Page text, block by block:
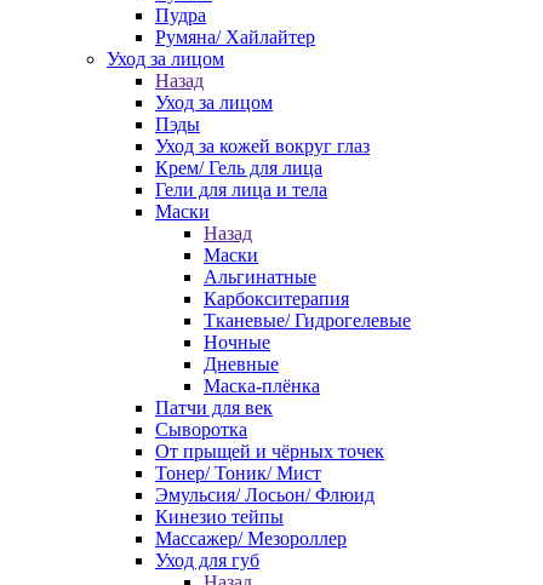
Пудра
Румяна/ Хайлайтер
Уход за лицом
Назад
Уход за лицом
Пэды
Уход за кожей вокруг глаз
Крем/ Гель для лица
Гели для лица и тела
Маски
Назад
Маски
Альгинатные
Карбокситерапия
Тканевые/ Гидрогелевые
Ночные
Дневные
Маска-плёнка
Патчи для век
Сыворотка
От прыщей и чёрных точек
Тонер/ Тоник/ Мист
Эмульсия/ Лосьон/ Флюид
Кинезио тейпы
Массажер/ Мезороллер
Уход для губ